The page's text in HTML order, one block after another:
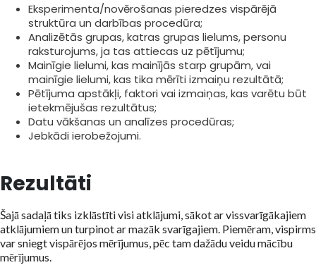
Eksperimenta/novērošanas pieredzes vispārējā
struktūra un darbības procedūra;
Analizētās grupas, katras grupas lielums, personu
raksturojums, ja tas attiecas uz pētījumu;
Mainīgie lielumi, kas mainījās starp grupām, vai
mainīgie lielumi, kas tika mērīti izmaiņu rezultātā;
Pētījuma apstākļi, faktori vai izmaiņas, kas varētu būt
ietekmējušas rezultātus;
Datu vākšanas un analīzes procedūras;
Jebkādi ierobežojumi.
Rezultāti
Šajā sadaļā tiks izklāstīti visi atklājumi, sākot ar vissvarīgākajiem
atklājumiem un turpinot ar mazāk svarīgajiem. Piemēram, vispirms
var sniegt vispārējos mērījumus, pēc tam dažādu veidu mācību
mērījumus.